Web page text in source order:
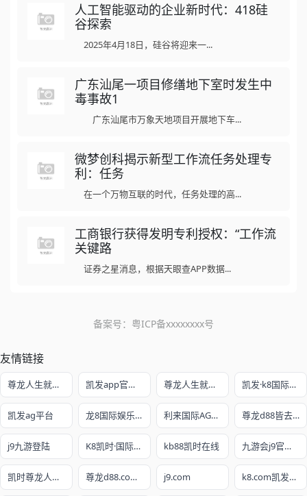
人工智能驱动的企业新时代：418硅
谷探索
2025年4月18日，硅谷将迎来一...
广东汕尾一项目修缮地下室时发生中
毒事故1
广东汕尾市万象天地项目开展地下车...
微梦创科揭示新型工作流任务处理专
利：任务
在一个万物互联的时代，任务处理的高...
工商银行获得发明专利授权：“工作流
关键路
证券之星消息，根据天眼查APP数据...
备案号： 粤ICP备xxxxxxxx号
友情链接
尊龙人生就是博!开户 凯发app官方网站 尊龙人生就是赌 凯发·k8国际娱乐官网入口
凯发ag平台 龙8国际娱乐老虎机官网 利来国际AG真人旗舰厅 尊龙d88皆去AG发财网
j9九游登陆 K8凯时·国际官方网站 kb88凯时在线 九游会j9官网ag
凯时尊龙人生就是博 尊龙d88.com注册网址 j9.com k8.com凯发最新网址